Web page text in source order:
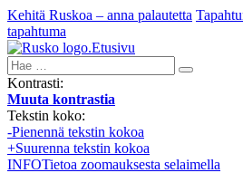
Kehitä Ruskoa – anna palautetta
tapahtuma
Etusivu
Hae:
Kontrasti:
Muuta kontrastia
Tekstin koko:
-Pienennä tekstin kokoa
+Suurenna tekstin kokoa
INFOTietoa zoomauksesta selaimella